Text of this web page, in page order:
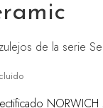
de la serie
NORWICH